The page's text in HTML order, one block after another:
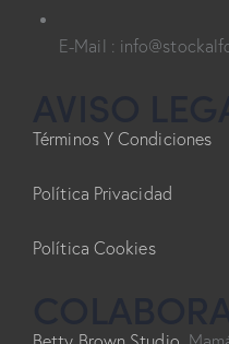
E-Mail :
Términos Y Condiciones
Política Privacidad
Política Cookies